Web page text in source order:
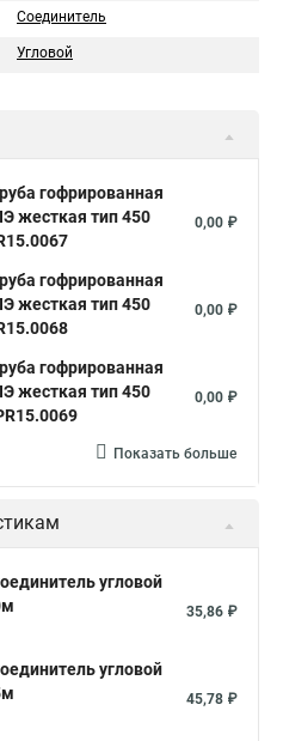
Соединитель
Угловой
гофрированная
жесткая тип 450
0,00 ₽
гофрированная
жесткая тип 450
0,00 ₽
гофрированная
жесткая тип 450
0,00 ₽
Показать больше
угловой
35,86 ₽
угловой
45,78 ₽